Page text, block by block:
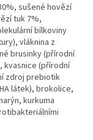
sušené hovězí
tuk 7%,
bílkoviny
vláknina z
brusinky (přírodní
kvasnice (přírodní
zdroj prebiotik
látek), brokolice,
kurkuma